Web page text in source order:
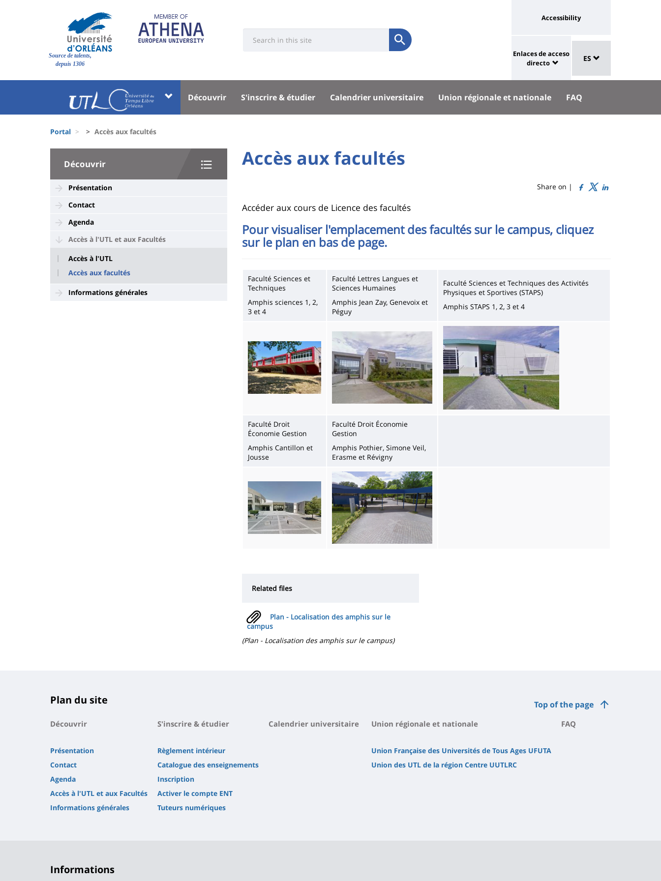
Site
Source de talents,
depuis 1306
Université
Soumettre
Réseaux
Université
lien
vers
page
accessibilité
Accessibility
University
:
Shortcut
links
Enlaces de acceso
directo
Sélecteur
de
langue
ES
Université
Block
liste
des
composantes
Menu
Découvrir S'inscrire & étudier Calendrier universitaire Union régionale et nationale FAQ
d'Ariane
Portal Accès aux facultés
University
Sidebar
Découvrir
Présentation
Contact
Agenda
Accès à l'UTL et aux Facultés
Accès à l'UTL
Accès aux facultés
Informations générales
University
content
Titre
page
Accès aux facultés
Share on |
Contenu
de
la
principale
Accéder aux cours de Licence des facultés
Pour visualiser l'emplacement des facultés sur le campus, cliquez
sur le plan en bas de page.
Faculté Sciences et
Techniques
Amphis sciences 1, 2,
3 et 4
Faculté Lettres Langues et
Sciences Humaines
Amphis Jean Zay, Genevoix et
Péguy
Faculté Sciences et Techniques des Activités
Physiques et Sportives (STAPS)
Amphis STAPS 1, 2, 3 et 4
Imagen
Faculté Droit
Économie Gestion
Amphis Cantillon et
Jousse
Faculté Droit Économie
Gestion
Amphis Pothier, Simone Veil,
Erasme et Révigny
Imagen
Imagen
Related files
Plan - Localisation des amphis sur le
campus
(Plan - Localisation des amphis sur le campus)
Top of the page
Plan du site
Découvrir
Présentation
Contact
Agenda
Accès à l'UTL et aux Facultés
Informations générales
S'inscrire & étudier
Règlement intérieur
Catalogue des enseignements
Inscription
Activer le compte ENT
Tuteurs numériques
Calendrier universitaire Union régionale et nationale
Union Française des Universités de Tous Ages UFUTA
Union des UTL de la région Centre UUTLRC
FAQ
Informations